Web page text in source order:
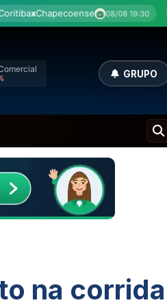
BRA BotafogoxFluminense
GRUPO
na corrida